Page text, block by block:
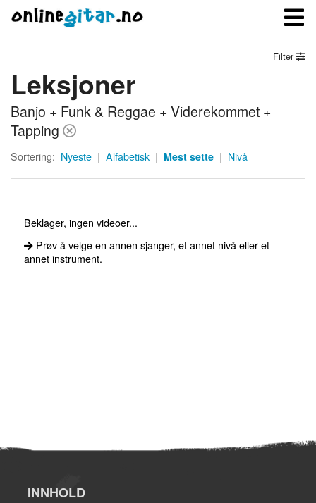
Meny
Logg inn
Bli medlem
Om onlinegitar.no
Filter
Leksjoner
Banjo + Funk & Reggae + Viderekommet +
Tapping
Sortering: Nyeste | Alfabetisk | Mest sette | Nivå
Beklager, ingen videoer...
Prøv å velge en annen sjanger, et annet nivå eller et
annet instrument.
INNHOLD